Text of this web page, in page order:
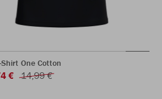
Shirt One Cotton
€ 14,99 €